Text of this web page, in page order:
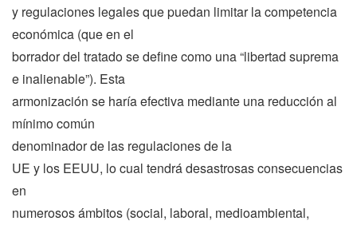
y regulaciones legales que puedan limitar la competencia
económica (que en el
borrador del tratado se define como una “libertad suprema
e inalienable”). Esta
armonización se haría efectiva mediante una reducción al
mínimo común
denominador de las regulaciones de la
UE y los EEUU, lo cual tendrá desastrosas consecuencias
en
numerosos ámbitos (social, laboral, medioambiental,